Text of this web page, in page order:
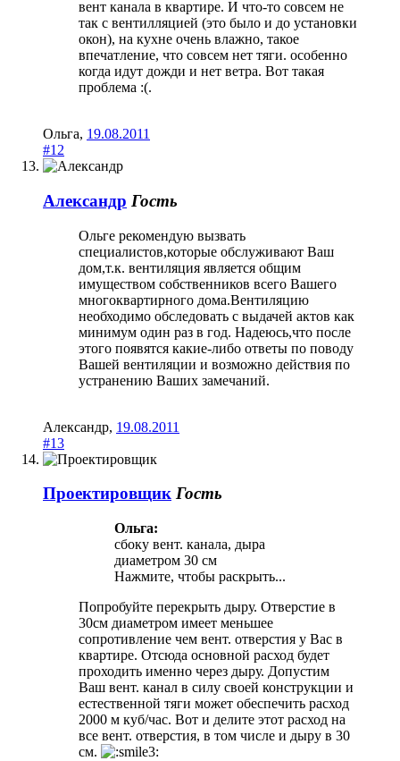
вент канала в квартире. И что-то совсем не
так с вентилляцией (это было и до установки
окон), на кухне очень влажно, такое
впечатление, что совсем нет тяги. особенно
когда идут дожди и нет ветра. Вот такая
проблема :(.
Ольга, 19.08.2011
#12
Александр Гость
Ольге рекомендую вызвать
специалистов,которые обслуживают Ваш
дом,т.к. вентиляция является общим
имуществом собственников всего Вашего
многоквартирного дома.Вентиляцию
необходимо обследовать с выдачей актов как
минимум один раз в год. Надеюсь,что после
этого появятся какие-либо ответы по поводу
Вашей вентиляции и возможно действия по
устранению Ваших замечаний.
Александр, 19.08.2011
#13
Проектировщик Гость
Ольга:
сбоку вент. канала, дыра
диаметром 30 см
Нажмите, чтобы раскрыть...
Попробуйте перекрыть дыру. Отверстие в
30см диаметром имеет меньшее
сопротивление чем вент. отверстия у Вас в
квартире. Отсюда основной расход будет
проходить именно через дыру. Допустим
Ваш вент. канал в силу своей конструкции и
естественной тяги может обеспечить расход
2000 м куб/час. Вот и делите этот расход на
все вент. отверстия, в том числе и дыру в 30
см.